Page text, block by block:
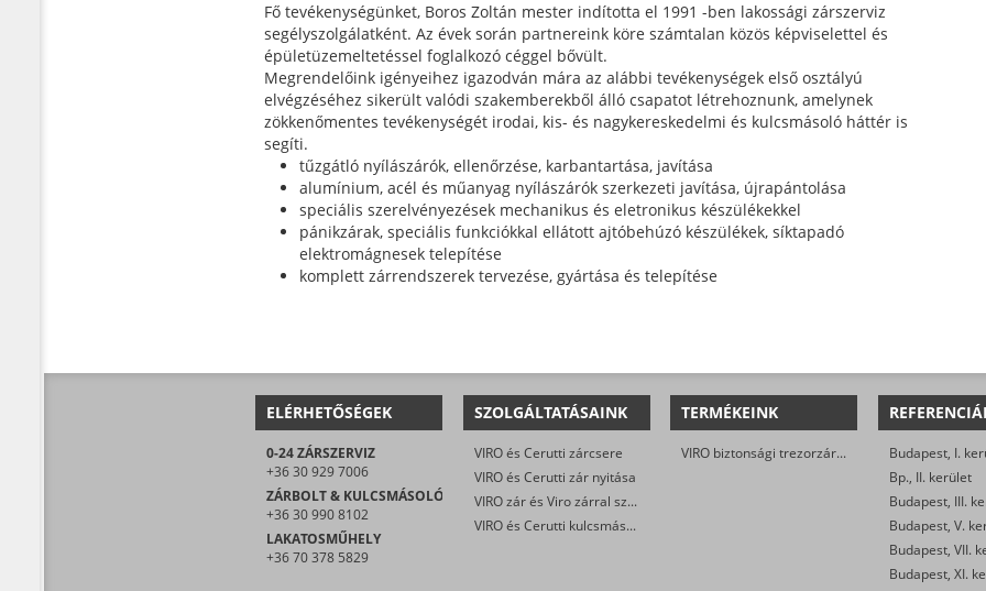
Fő tevékenységünket, Boros Zoltán mester indította el 1991 -ben lakossági zárszerviz
segélyszolgálatként. Az évek során partnereink köre számtalan közös képviselettel és
épületüzemeltetéssel foglalkozó céggel bővült.
Megrendelőink igényeihez igazodván mára az alábbi tevékenységek első osztályú
elvégzéséhez sikerült valódi szakemberekből álló csapatot létrehoznunk, amelynek
zökkenőmentes tevékenységét irodai, kis- és nagykereskedelmi és kulcsmásoló háttér is
segíti.
tűzgátló nyílászárók, ellenőrzése, karbantartása, javítása
alumínium, acél és műanyag nyílászárók szerkezeti javítása, újrapántolása
speciális szerelvényezések mechanikus és eletronikus készülékekkel
pánikzárak, speciális funkciókkal ellátott ajtóbehúzó készülékek, síktapadó
elektromágnesek telepítése
komplett zárrendszerek tervezése, gyártása és telepítése
ELÉRHETŐSÉGEK
0-24 ZÁRSZERVIZ
+36 30 929 7006
ZÁRBOLT & KULCSMÁSOLÓ
+36 30 990 8102
LAKATOSMŰHELY
+36 70 378 5829
SZOLGÁLTATÁSAINK
VIRO és Cerutti zárcsere
VIRO és Cerutti zár nyitása
VIRO zár és Viro zárral szerelt biztonsági ajtó javítása
VIRO és Cerutti kulcsmásolás
TERMÉKEINK
VIRO biztonsági trezorzár (jobbos és balos kivitel)
Budapest, I.
Bp., II. kerület
Budapest, III.
Budapest, V.
Budapest, VII.
Budapest, XI.